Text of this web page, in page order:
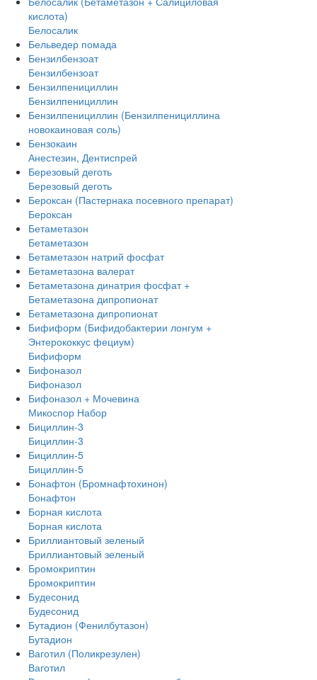
кислота)
Белосалик
Бельведер помада
Бензилбензоат
Бензилбензоат
Бензилпенициллин
Бензилпенициллин
Бензилпенициллин (Бензилпенициллина
новокаиновая соль)
Бензокаин
Анестезин, Дентиспрей
Березовый деготь
Березовый деготь
Бероксан (Пастернака посевного препарат)
Бероксан
Бетаметазон
Бетаметазон
Бетаметазон натрий фосфат
Бетаметазона валерат
Бетаметазона динатрия фосфат +
Бетаметазона дипропионат
Бетаметазона дипропионат
Бифиформ (Бифидобактерии лонгум +
Энтерококкус фециум)
Бифиформ
Бифоназол
Бифоназол
Бифоназол + Мочевина
Микоспор Набор
Бициллин-3
Бициллин-3
Бициллин-5
Бициллин-5
Бонафтон (Бромнафтохинон)
Бонафтон
Борная кислота
Борная кислота
Бриллиантовый зеленый
Бриллиантовый зеленый
Бромокриптин
Бромокриптин
Будесонид
Будесонид
Бутадион (Фенилбутазон)
Бутадион
Ваготил (Поликрезулен)
Ваготил